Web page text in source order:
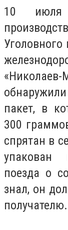
10 июля
пакет, в
300
спрятан в
упакован
поезда о
знал, он
получателю.